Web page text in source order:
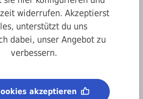
200921050010
widerrufen. Akzeptierst
unterstützt du uns
dabei, unser Angebot zu
verbessern.
akzeptieren